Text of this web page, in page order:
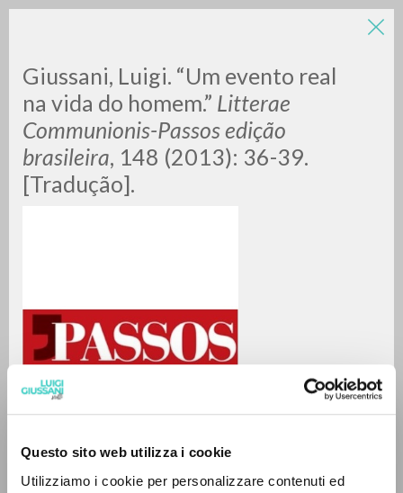
Questo sito web utilizza i cookie
Utilizziamo i cookie per personalizzare contenuti ed
Giussani, Luigi. “Um evento real
na vida do homem.” Litterae
Communionis-Passos edição
brasileira, 148 (2013): 36-39.
[Tradução].
LUIGI
GIUSSANI